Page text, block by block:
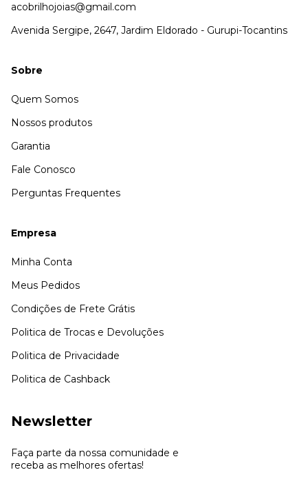
acobrilhojoias@gmail.com
Avenida Sergipe, 2647, Jardim Eldorado - Gurupi-Tocantins
Sobre
Quem Somos
Nossos produtos
Garantia
Fale Conosco
Perguntas Frequentes
Empresa
Minha Conta
Meus Pedidos
Condições de Frete Grátis
Politica de Trocas e Devoluções
Politica de Privacidade
Politica de Cashback
Newsletter
Faça parte da nossa comunidade e
receba as melhores ofertas!